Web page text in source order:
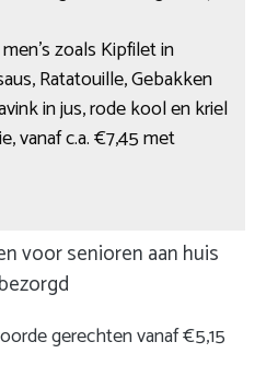
zoals Kipfilet in
Ratatouille, Gebakken
in jus, rode kool en kriel
vanaf c.a. €7,45 met
voor senioren aan huis
bezorgd
gerechten vanaf €5,15